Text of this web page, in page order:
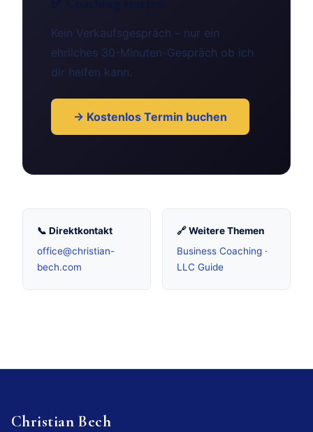
Kein Verkaufsgespräch – nur ein
ehrliches 30-Minuten-Gespräch ob ich
dir helfen kann.
→ Kostenlos Termin buchen
📞 Direktkontakt
office@christian-
bech.com
🔗 Weitere Themen
Business Coaching ·
LLC Guide
Christian Bech